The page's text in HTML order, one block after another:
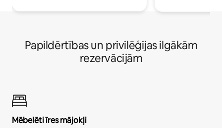
Papildērtības un privilēģijas ilgākām
rezervācijām
Mēbelēti īres mājokļi